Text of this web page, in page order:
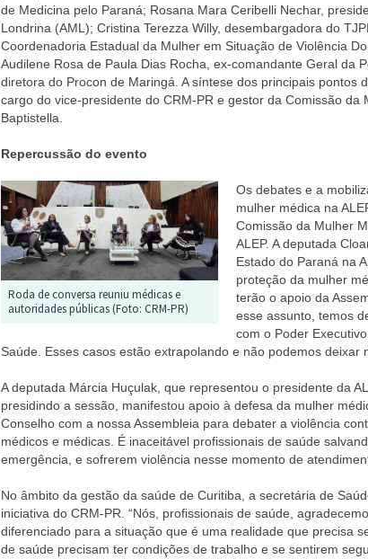
de Medicina pelo Paraná; Rosana Mara Ceribelli Nechar,
Londrina (AML); Cristina Terezza Willy, desembargadora do
Coordenadoria Estadual da Mulher em Situação de Violência
Audilene Rosa de Paula Dias Rocha, ex-comandante Geral da
diretora do Procon de Maringá. A síntese dos principais pontos
cargo do vice-presidente do CRM-PR e gestor da Comissão da
Baptistella.
Repercussão do evento
Roda de conversa reuniu médicas e
autoridades públicas (Foto: CRM-PR)
Os debates e a
mulher médica na
Comissão da Mulher
ALEP. A deputada
Estado do Paraná na
proteção da mulher
terão o apoio da
esse assunto, temos
com o Poder
Saúde. Esses casos estão extrapolando e não podemos deixar
A deputada Márcia Huçulak, que representou o presidente da
presidindo a sessão, manifestou apoio à defesa da mulher
Conselho com a nossa Assembleia para debater a violência
médicos e médicas. É inaceitável profissionais de saúde
emergência, e sofrerem violência nesse momento de
No âmbito da gestão da saúde de Curitiba, a secretária de
iniciativa do CRM-PR. “Nós, profissionais de saúde,
diferenciado para a situação que é uma realidade que precisa
de saúde precisam ter condições de trabalho e se sentirem